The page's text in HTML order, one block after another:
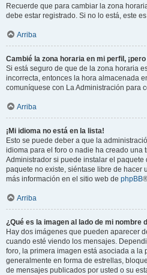
Recuerde que para cambiar la zona
debe estar registrado. Si no lo está, este
Arriba
Cambié la zona horaria en mi perfil,
Si está seguro de que de la zona horaria
incorrecta, entonces la hora almacenada
comuníquese con La Administración para
Arriba
¡Mi idioma no está en la lista!
Esto se puede deber a que la
idioma para el foro o nadie ha creado una
Administrador si puede instalar el paquete
paquete no existe, siéntase libre de hacer
más información en el sitio web de phpBB
Arriba
¿Qué es la imagen al lado de mi nombre
Hay dos imágenes que pueden aparecer
cuando esté viendo los mensajes.
foro, la primera imagen está asociada a la
generalmente en forma de estrellas,
de mensajes publicados por usted o su